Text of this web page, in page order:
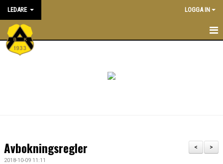
LEDARE LOGGA IN
STARTSIDA
INRIKTNING OCH RIKTLINJER
>
<
Avbokningsregler
2018-10-09 11:11